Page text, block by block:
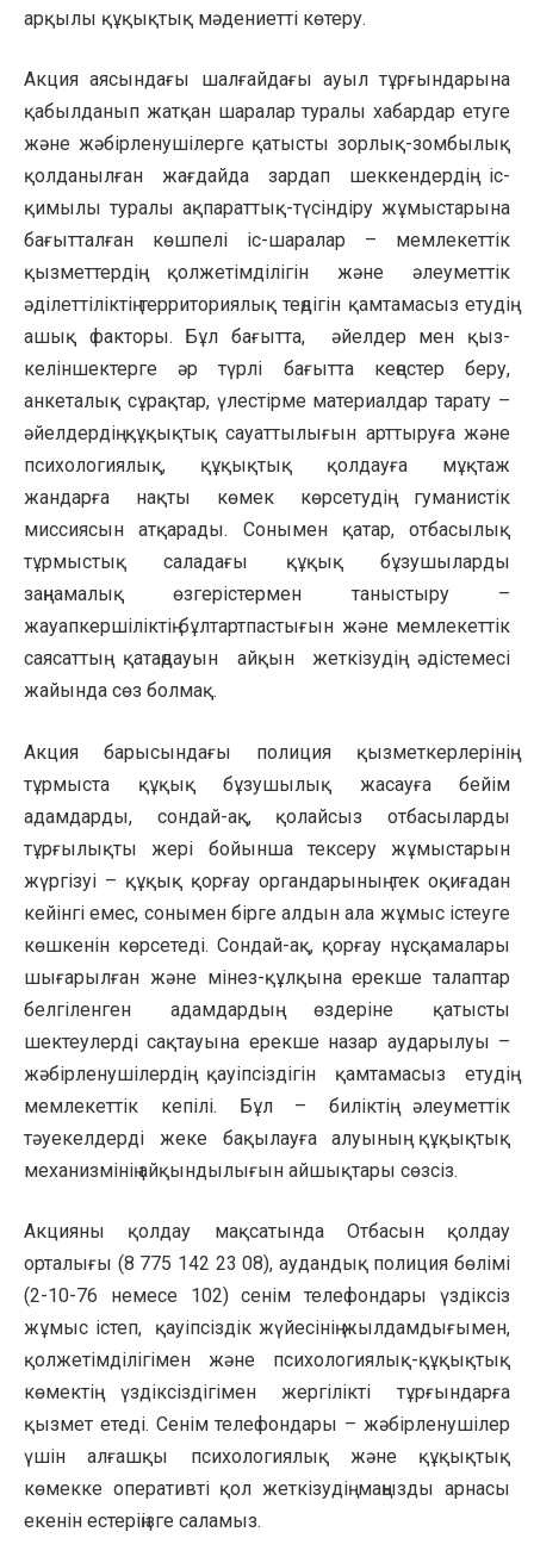
арқылы құқықтық мәдениетті көтеру.
Акция аясындағы шалғайдағы ауыл тұрғындарына
қабылданып жатқан шаралар туралы хабардар етуге
және жәбірленушілерге қатысты зорлық-зомбылық
қолданылған жағдайда зардап шеккендердің іс-
қимылы туралы ақпараттық-түсіндіру жұмыстарына
бағытталған көшпелі іс-шаралар – мемлекеттік
қызметтердің қолжетімділігін және әлеуметтік
әділеттіліктің территориялық теңдігін қамтамасыз етудің
ашық факторы. Бұл бағытта, әйелдер мен қыз-
келіншектерге әр түрлі бағытта кеңестер беру,
анкеталық сұрақтар, үлестірме материалдар тарату –
әйелдердің құқықтық сауаттылығын арттыруға және
психологиялық, құқықтық қолдауға мұқтаж
жандарға нақты көмек көрсетудің гуманистік
миссиясын атқарады. Сонымен қатар, отбасылық
тұрмыстық саладағы құқық бұзушыларды
заңнамалық өзгерістермен таныстыру –
жауапкершіліктің бұлтартпастығын және мемлекеттік
саясаттың қатаңдауын айқын жеткізудің әдістемесі
жайында сөз болмақ.
Акция барысындағы полиция қызметкерлерінің
тұрмыста құқық бұзушылық жасауға бейім
адамдарды, сондай-ақ, қолайсыз отбасыларды
тұрғылықты жері бойынша тексеру жұмыстарын
жүргізуі – құқық қорғау органдарының тек оқиғадан
кейінгі емес, сонымен бірге алдын ала жұмыс істеуге
көшкенін көрсетеді. Сондай-ақ, қорғау нұсқамалары
шығарылған және мінез-құлқына ерекше талаптар
белгіленген адамдардың өздеріне қатысты
шектеулерді сақтауына ерекше назар аударылуы –
жәбірленушілердің қауіпсіздігін қамтамасыз етудің
мемлекеттік кепілі. Бұл – биліктің әлеуметтік
тәуекелдерді жеке бақылауға алуының құқықтық
механизмінің айқындылығын айшықтары сөзсіз.
Акцияны қолдау мақсатында Отбасын қолдау
орталығы (8 775 142 23 08), аудандық полиция бөлімі
(2-10-76 немесе 102) сенім телефондары үздіксіз
жұмыс істеп, қауіпсіздік жүйесінің жылдамдығымен,
қолжетімділігімен және психологиялық-құқықтық
көмектің үздіксіздігімен жергілікті тұрғындарға
қызмет етеді. Сенім телефондары – жәбірленушілер
үшін алғашқы психологиялық және құқықтық
көмекке оперативті қол жеткізудің маңызды арнасы
екенін естеріңізге саламыз.